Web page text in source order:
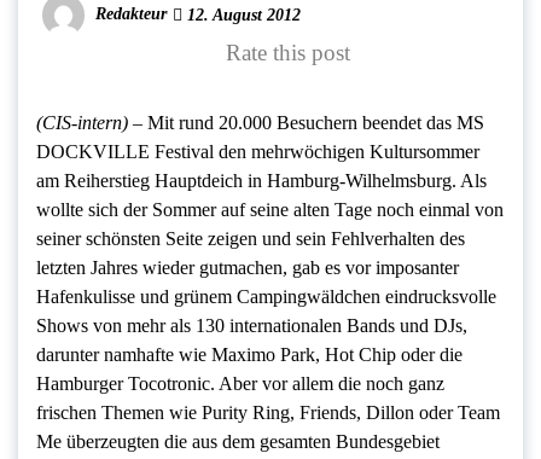
Redakteur 12. August 2012
Rate this post
(CIS-intern) – Mit rund 20.000 Besuchern beendet das MS
DOCKVILLE Festival den mehrwöchigen Kultursommer
am Reiherstieg Hauptdeich in Hamburg-Wilhelmsburg. Als
wollte sich der Sommer auf seine alten Tage noch einmal von
seiner schönsten Seite zeigen und sein Fehlverhalten des
letzten Jahres wieder gutmachen, gab es vor imposanter
Hafenkulisse und grünem Campingwäldchen eindrucksvolle
Shows von mehr als 130 internationalen Bands und DJs,
darunter namhafte wie Maximo Park, Hot Chip oder die
Hamburger Tocotronic. Aber vor allem die noch ganz
frischen Themen wie Purity Ring, Friends, Dillon oder Team
Me überzeugten die aus dem gesamten Bundesgebiet